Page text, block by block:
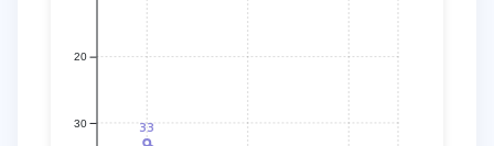
33
30
20